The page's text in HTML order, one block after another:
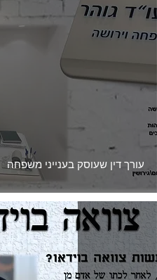
עורך דין שעוסק בענייני משפחה